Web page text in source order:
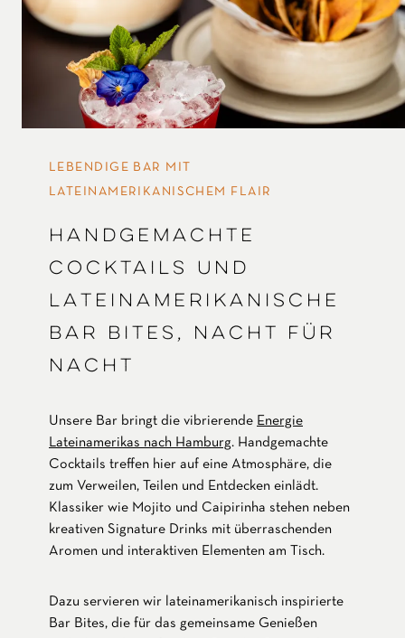
LEBENDIGE BAR MIT
LATEINAMERIKANISCHEM FLAIR
HANDGEMACHTE
COCKTAILS UND
LATEINAMERIKANISCHE
BAR BITES, NACHT FÜR
NACHT
Unsere Bar bringt die vibrierende Energie
Lateinamerikas nach Hamburg. Handgemachte
Cocktails treffen hier auf eine Atmosphäre, die
zum Verweilen, Teilen und Entdecken einlädt.
Klassiker wie Mojito und Caipirinha stehen neben
kreativen Signature Drinks mit überraschenden
Aromen und interaktiven Elementen am Tisch.
Dazu servieren wir lateinamerikanisch inspirierte
Bar Bites, die für das gemeinsame Genießen